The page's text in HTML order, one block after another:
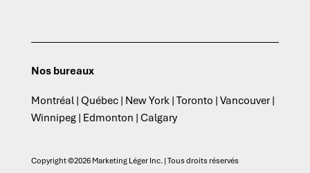
Nos bureaux
Montréal | Québec | New York | Toronto | Vancouver |
Winnipeg | Edmonton | Calgary
Copyright ©2026 Marketing Léger Inc. | Tous droits réservés